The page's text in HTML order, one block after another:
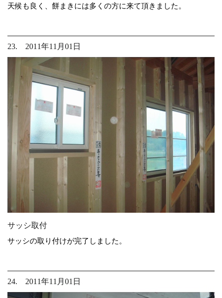
天候も良く、餅まきには多くの方に来て頂きました。
23. 2011年11月01日
サッシ取付
サッシの取り付けが完了しました。
24. 2011年11月01日